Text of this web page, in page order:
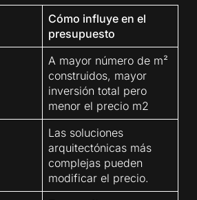
Cómo influye en el
presupuesto
A mayor número de m²
construidos, mayor
inversión total pero
menor el precio m2
Las soluciones
arquitectónicas más
complejas pueden
modificar el precio.